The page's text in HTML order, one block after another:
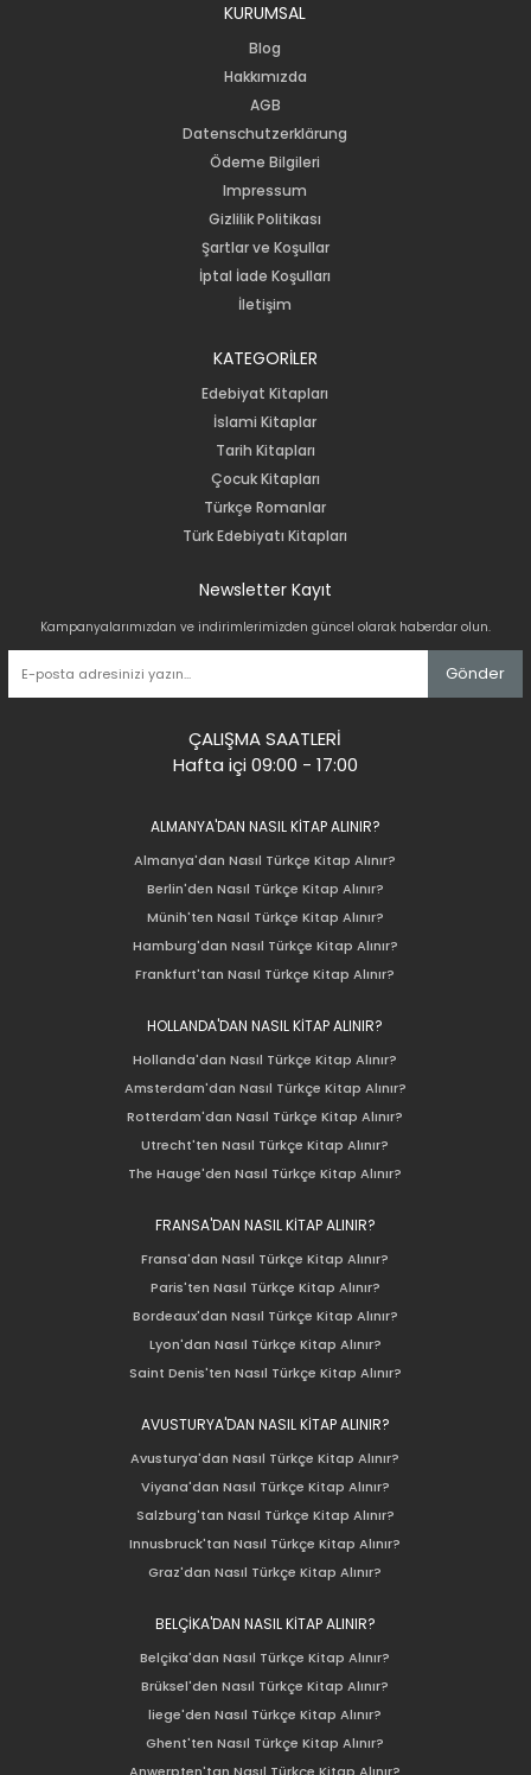
KURUMSAL
Blog
Hakkımızda
AGB
Datenschutzerklärung
Ödeme Bilgileri
Impressum
Gizlilik Politikası
Şartlar ve Koşullar
İptal İade Koşulları
İletişim
KATEGORİLER
Edebiyat Kitapları
İslami Kitaplar
Tarih Kitapları
Çocuk Kitapları
Türkçe Romanlar
Türk Edebiyatı Kitapları
Newsletter Kayıt
Kampanyalarımızdan ve indirimlerimizden güncel olarak haberdar olun.
Gönder
ÇALIŞMA SAATLERİ
Hafta içi 09:00 - 17:00
ALMANYA'DAN NASIL KİTAP ALINIR?
Almanya'dan Nasıl Türkçe Kitap Alınır?
Berlin'den Nasıl Türkçe Kitap Alınır?
Münih'ten Nasıl Türkçe Kitap Alınır?
Hamburg'dan Nasıl Türkçe Kitap Alınır?
Frankfurt'tan Nasıl Türkçe Kitap Alınır?
HOLLANDA'DAN NASIL KİTAP ALINIR?
Hollanda'dan Nasıl Türkçe Kitap Alınır?
Amsterdam'dan Nasıl Türkçe Kitap Alınır?
Rotterdam'dan Nasıl Türkçe Kitap Alınır?
Utrecht'ten Nasıl Türkçe Kitap Alınır?
The Hauge'den Nasıl Türkçe Kitap Alınır?
FRANSA'DAN NASIL KİTAP ALINIR?
Fransa'dan Nasıl Türkçe Kitap Alınır?
Paris'ten Nasıl Türkçe Kitap Alınır?
Bordeaux'dan Nasıl Türkçe Kitap Alınır?
Lyon'dan Nasıl Türkçe Kitap Alınır?
Saint Denis'ten Nasıl Türkçe Kitap Alınır?
AVUSTURYA'DAN NASIL KİTAP ALINIR?
Avusturya'dan Nasıl Türkçe Kitap Alınır?
Viyana'dan Nasıl Türkçe Kitap Alınır?
Salzburg'tan Nasıl Türkçe Kitap Alınır?
Innusbruck'tan Nasıl Türkçe Kitap Alınır?
Graz'dan Nasıl Türkçe Kitap Alınır?
BELÇİKA'DAN NASIL KİTAP ALINIR?
Belçika'dan Nasıl Türkçe Kitap Alınır?
Brüksel'den Nasıl Türkçe Kitap Alınır?
liege'den Nasıl Türkçe Kitap Alınır?
Ghent'ten Nasıl Türkçe Kitap Alınır?